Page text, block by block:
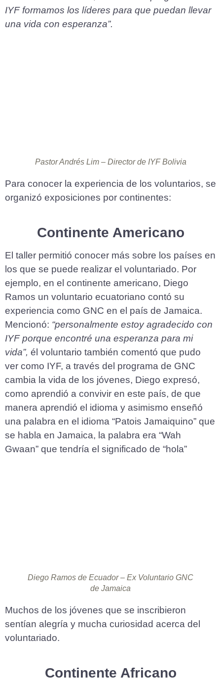
IYF formamos los líderes para que puedan llevar
una vida con esperanza”.
Pastor Andrés Lim – Director de IYF Bolivia
Para conocer la experiencia de los voluntarios, se
organizó exposiciones por continentes:
Continente Americano
El taller permitió conocer más sobre los países en
los que se puede realizar el voluntariado. Por
ejemplo, en el continente americano, Diego
Ramos un voluntario ecuatoriano contó su
experiencia como GNC en el país de Jamaica.
Mencionó: “personalmente estoy agradecido con
IYF porque encontré una esperanza para mi
vida”, él voluntario también comentó que pudo
ver como IYF, a través del programa de GNC
cambia la vida de los jóvenes, Diego expresó,
como aprendió a convivir en este país, de que
manera aprendió el idioma y asimismo enseñó
una palabra en el idioma “Patois Jamaiquino” que
se habla en Jamaica, la palabra era “Wah
Gwaan” que tendría el significado de “hola”
Diego Ramos de Ecuador – Ex Voluntario GNC
de Jamaica
Muchos de los jóvenes que se inscribieron
sentían alegría y mucha curiosidad acerca del
voluntariado.
Continente Africano